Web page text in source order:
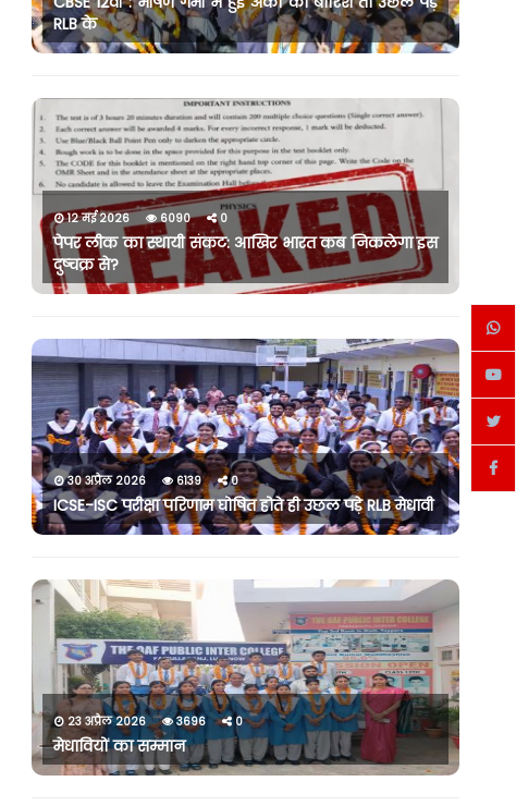
RLB के
12 मई 2026 6090 0
पेपर लीक का स्थायी संकट: आखिर भारत कब निकलेगा इस
दुष्चक्र से?
30 अप्रैल 2026 6139 0
ICSE-ISC परीक्षा परिणाम घोषित होते ही उछल पड़े RLB मेधावी
23 अप्रैल 2026 3696 0
मेधावियों का सम्मान